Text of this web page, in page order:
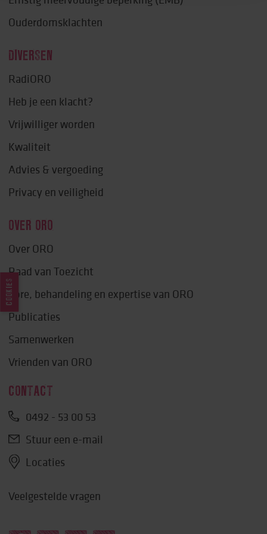
Ouderdomsklachten
DIVERSEN
RadiORO
Heb je een klacht?
Vrijwilliger worden
Kwaliteit
Advies & vergoeding
Privacy en veiligheid
OVER ORO
Over ORO
Raad van Toezicht
Lore, behandeling en expertise van ORO
Publicaties
Samenwerken
Vrienden van ORO
CONTACT
0492 - 53 00 53
Stuur een e-mail
Locaties
Veelgestelde vragen
COOKIES